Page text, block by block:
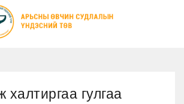
халтиргаа гулгаа